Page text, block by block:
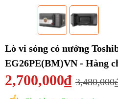
Lò vi sóng có nướng
EG26PE(BM)VN - Hàng
2,700,000₫